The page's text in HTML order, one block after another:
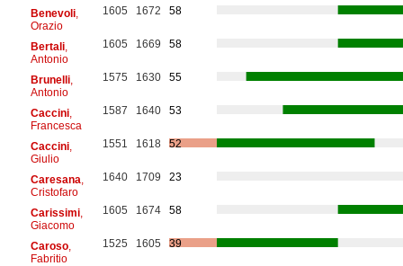
Benevoli,
Orazio
1605 1672 58
Bertali,
Antonio
1605 1669 58
Brunelli,
Antonio
1575 1630 55
Caccini,
Francesca
1587 1640 53
Caccini,
Giulio
1551 1618 52
Caresana
Cristofaro
1640 1709 23
Carissimi,
Giacomo
1605 1674 58
Caroso,
Fabritio
1525 1605 39